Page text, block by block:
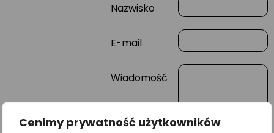
Cenimy prywatność użytkowników
Nazwisko
E-mail
Wiadomość